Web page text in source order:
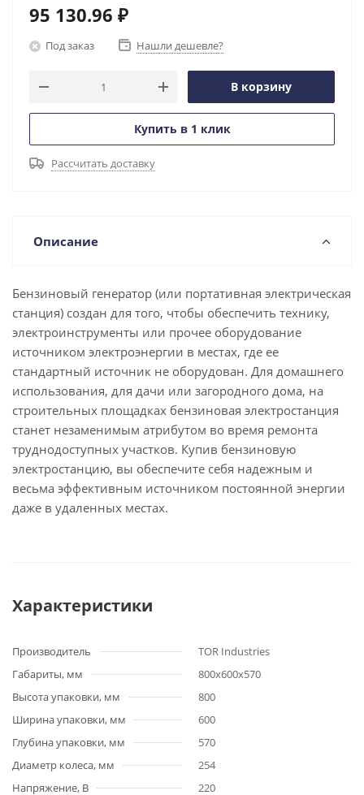
95 130.96 ₽
Под заказ Нашли дешевле?
В корзину
Купить в 1 клик
Рассчитать доставку
Описание
Бензиновый генератор (или портативная электрическая
станция) создан для того, чтобы обеспечить технику,
электроинструменты или прочее оборудование
источником электроэнергии в местах, где ее
стандартный источник не оборудован. Для домашнего
использования, для дачи или загородного дома, на
строительных площадках бензиновая электростанция
станет незаменимым атрибутом во время ремонта
труднодоступных участков. Купив бензиновую
электростанцию, вы обеспечите себя надежным и
весьма эффективным источником постоянной энергии
даже в удаленных местах.
Характеристики
Производитель
TOR Industries
Габариты, мм
800х600х570
Высота упаковки, мм
800
Ширина упаковки, мм
600
Глубина упаковки, мм
570
Диаметр колеса, мм
254
Напряжение, В
220